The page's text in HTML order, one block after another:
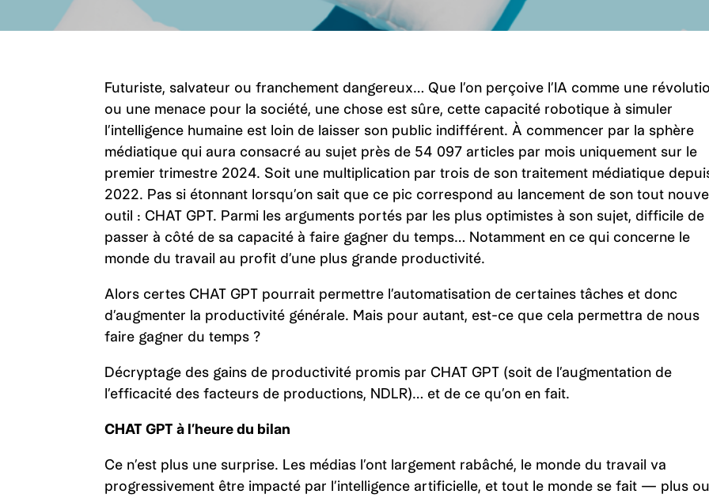
Futuriste, salvateur ou franchement dangereux… Que l’on perçoive l’IA comme une
ou une menace pour la société, une chose est sûre, cette capacité robotique à simuler
l’intelligence humaine est loin de laisser son public indifférent. À commencer par la sphère
médiatique qui aura consacré au sujet près de 54 097 articles par mois uniquement sur le
premier trimestre 2024. Soit une multiplication par trois de son traitement médiatique
2022. Pas si étonnant lorsqu’on sait que ce pic correspond au lancement de son tout
outil : CHAT GPT. Parmi les arguments portés par les plus optimistes à son sujet, difficile de
passer à côté de sa capacité à faire gagner du temps… Notamment en ce qui concerne le
monde du travail au profit d’une plus grande productivité.
Alors certes CHAT GPT pourrait permettre l’automatisation de certaines tâches et donc
d’augmenter la productivité générale. Mais pour autant, est-ce que cela permettra de nous
faire gagner du temps ?
Décryptage des gains de productivité promis par CHAT GPT (soit de l’augmentation de
l’efficacité des facteurs de productions, NDLR)… et de ce qu’on en fait.
CHAT GPT à l’heure du bilan
Ce n’est plus une surprise. Les médias l’ont largement rabâché, le monde du travail va
progressivement être impacté par l’intelligence artificielle, et tout le monde se fait — plus ou